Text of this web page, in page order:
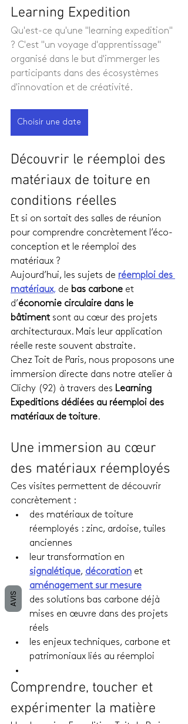
Learning Expedition
Qu'est-ce qu'une "learning expedition"
? C'est "un voyage d'apprentissage"
organisé dans le but d'immerger les
participants dans des écosystèmes
d'innovation et de créativité.
Choisir une date
Découvrir le réemploi des
matériaux de toiture en
conditions réelles
Et si on sortait des salles de réunion
pour comprendre concrètement l’éco-
conception et le réemploi des
matériaux ?
Aujourd’hui, les sujets de réemploi des
matériaux, de bas carbone et
d’économie circulaire dans le
bâtiment sont au cœur des projets
architecturaux. Mais leur application
réelle reste souvent abstraite.
Chez Toit de Paris, nous proposons une
immersion directe dans notre atelier à
Clichy (92) à travers des Learning
Expeditions dédiées au réemploi des
matériaux de toiture.
Une immersion au cœur
des matériaux réemployés
Ces visites permettent de découvrir
concrètement :
des matériaux de toiture
réemployés : zinc, ardoise, tuiles
anciennes
leur transformation en
signalétique, décoration et
aménagement sur mesure
des solutions bas carbone déjà
mises en œuvre dans des projets
réels
les enjeux techniques, carbone et
patrimoniaux liés au réemploi
Comprendre, toucher et
expérimenter la matière
AVIS